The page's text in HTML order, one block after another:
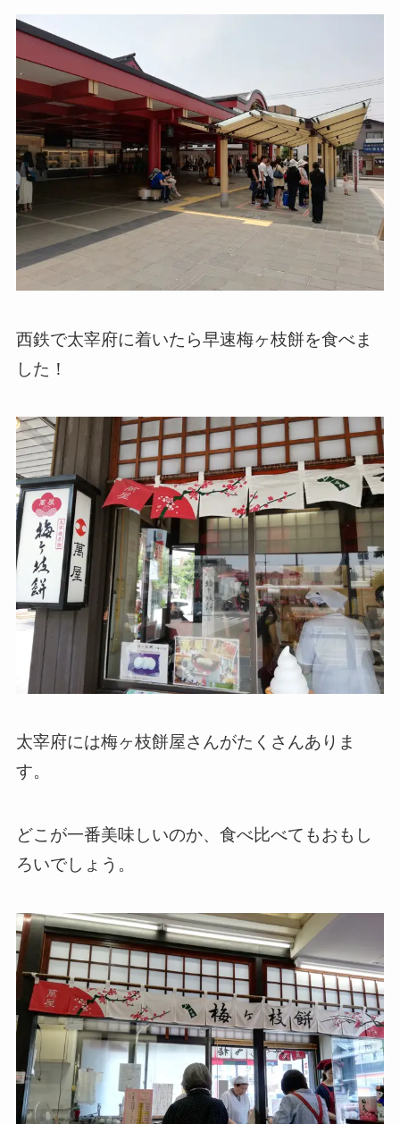
西鉄で太宰府に着いたら早速梅ヶ枝餅を食べま
した！
太宰府には梅ヶ枝餅屋さんがたくさんありま
す。
どこが一番美味しいのか、食べ比べてもおもし
ろいでしょう。